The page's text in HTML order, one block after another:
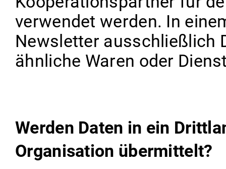
verwendet werden. In
Newsletter ausschließlich
ähnliche Waren oder
Werden Daten in ein
Organisation übermittelt?